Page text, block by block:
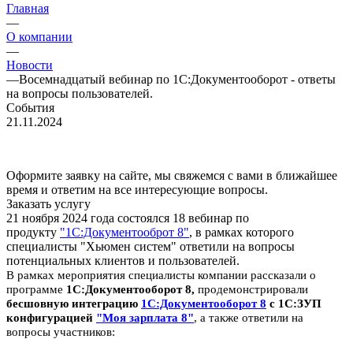
Главная
—
О компании
—
Новости
—Восемнадцатый вебинар по 1С:Документооборот - ответы
на вопросы пользователей.
События
21.11.2024
Оформите заявку на сайте, мы свяжемся с вами в ближайшее
время и ответим на все интересующие вопросы.
Заказать услугу
21 ноября 2024 года состоялся 18 вебинар по
продукту "1С:Документооброт 8", в рамках которого
специалисты "Хьюмен систем" ответили на вопросы
потенциальных клиентов и пользователей.
В рамках мероприятия специалисты компании рассказали о
программе 1С:Документооборот 8, продемонстрировали
бесшовную интеграцию 1С:Документооборот 8 с 1С:ЗУП
конфигурацией "Моя зарплата 8", а также ответили на
вопросы участников: